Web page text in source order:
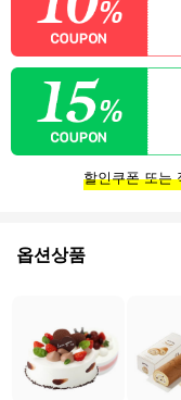
할인쿠폰 또는
옵션상품